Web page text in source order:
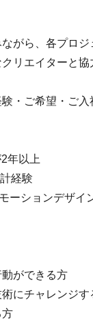
がら、各プロ
リエイターと
・ご希望・ご
年以上
経験
ーションデザイ
動ができる方
にチャレンジす
方